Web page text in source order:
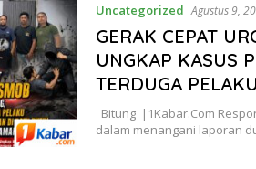
Uncategorized Agustus 9,
GERAK CEPAT
UNGKAP KASUS
TERDUGA
Bitung |1Kabar.Com
dalam menangani laporan